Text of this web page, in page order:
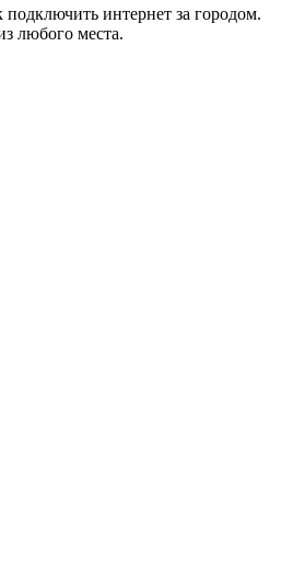
интернет за городом.
любого места.